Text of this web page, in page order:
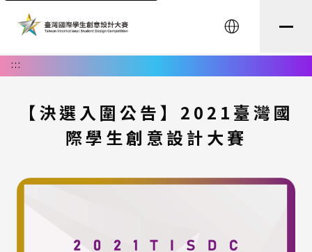
English
:::
【決選入圍公告】2021臺灣國
際學生創意設計大賽